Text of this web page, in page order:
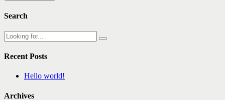
Search
Recent Posts
Hello world!
Archives